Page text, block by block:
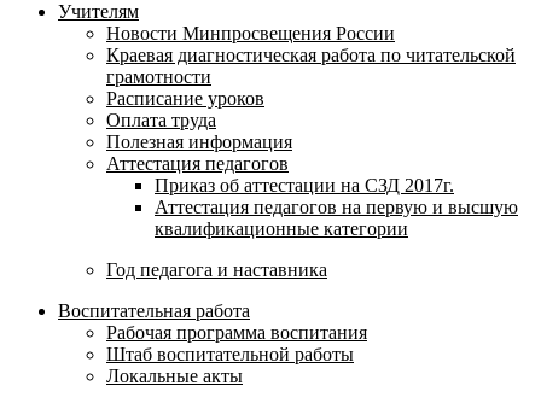
Учителям
Новости Минпросвещения России
Краевая диагностическая работа по читательской
грамотности
Расписание уроков
Оплата труда
Полезная информация
Аттестация педагогов
Приказ об аттестации на СЗД 2017г.
Аттестация педагогов на первую и высшую
квалификационные категории
Год педагога и наставника
Воспитательная работа
Рабочая программа воспитания
Штаб воспитательной работы
Локальные акты